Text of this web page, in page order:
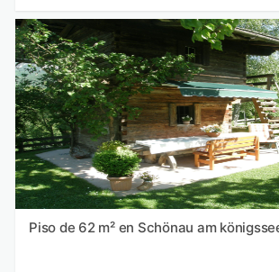
Piso de 62 m² en Schönau am